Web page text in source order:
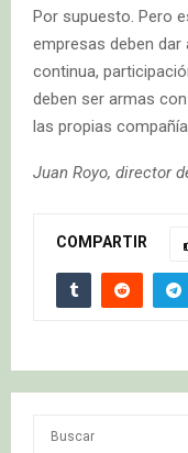
Por supuesto. Pero
empresas deben dar
continua,
deben ser armas
las propias
Juan Royo, director
COMPARTIR